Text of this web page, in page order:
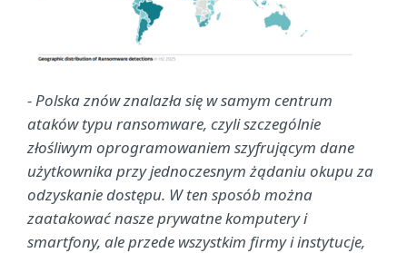
- Polska znów znalazła się w samym centrum
ataków typu ransomware, czyli szczególnie
złośliwym oprogramowaniem szyfrującym dane
użytkownika przy jednoczesnym żądaniu okupu za
odzyskanie dostępu. W ten sposób można
zaatakować nasze prywatne komputery i
smartfony, ale przede wszystkim firmy i instytucje,